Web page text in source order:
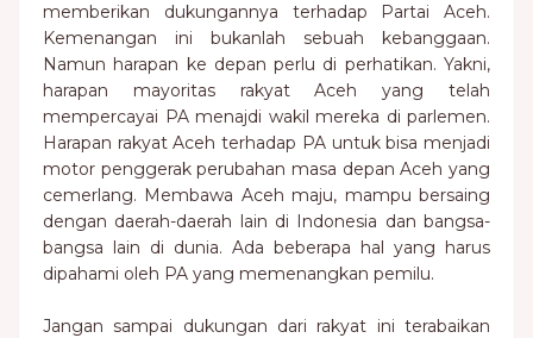
memberikan dukungannya terhadap Partai Aceh.
Kemenangan ini bukanlah sebuah kebanggaan.
Namun harapan ke depan perlu di perhatikan. Yakni,
harapan mayoritas rakyat Aceh yang telah
mempercayai PA menajdi wakil mereka di parlemen.
Harapan rakyat Aceh terhadap PA untuk bisa menjadi
motor penggerak perubahan masa depan Aceh yang
cemerlang. Membawa Aceh maju, mampu bersaing
dengan daerah-daerah lain di Indonesia dan bangsa-
bangsa lain di dunia. Ada beberapa hal yang harus
dipahami oleh PA yang memenangkan pemilu.
Jangan sampai dukungan dari rakyat ini terabaikan